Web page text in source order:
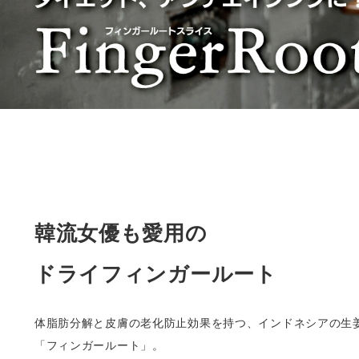
韓流女優も愛用の
ドライフィンガールート
体脂肪分解と皮膚の老化防止効果を持つ、インドネシアの生
「フィンガールート」。